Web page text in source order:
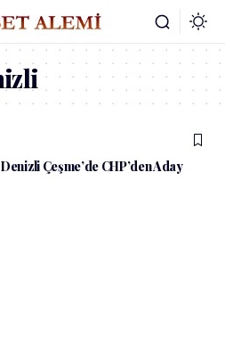
Çeşme’de CHP’den Aday